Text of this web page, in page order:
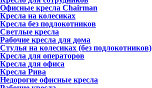
Офисные кресла Chairman
Кресла на колесиках
Кресла без подлокотников
Светлые кресла
Рабочие кресла для дома
Стулья на колесиках (без подлокотников)
Кресла для операторов
Кресла для офиса
Кресла Рива
Недорогие офисные кресла